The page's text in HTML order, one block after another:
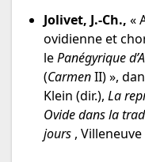
Jolivet, J.-Ch., «
ovidienne et
lePanégyrique
(CarmenII) »,
Klein (dir.), La
Ovide dans la
jours , Villeneuve